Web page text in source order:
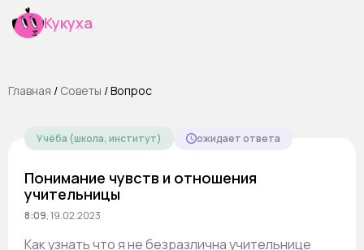
Кукуха
Главная / Cоветы /Вопрос
Учёба (школа, институт) ожидает ответа
Понимание чувств и отношения
учительницы
8:09,19.02.2023
Как узнать что я не безразлична учительнице